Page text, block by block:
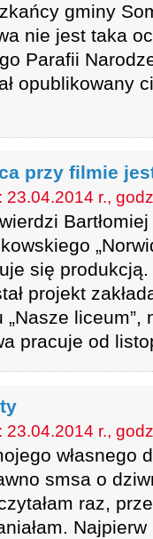
gminy
nie jest taka
Parafii
opublikowany
przy filmie
23.04.2014 r.,
się
projekt
liceum”,
pracuje od
23.04.2014 r.,
własnego
smsa o
raz,